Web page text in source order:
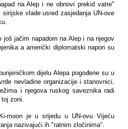
na Alep i ne obnovi prekid vatre"
vlade usred zasjedanja UN-ove
još jačim napadom na Alep i na njegov
a američki diplomatski napori su
dijelu Alepa pogođene su u
nevladine organizacije i stanovnici,
i njegova ruskog saveznika radi
zoni.
moon je u srijedu u UN-ovu Vijeću
nazivajući ih "ratnim zločinima".